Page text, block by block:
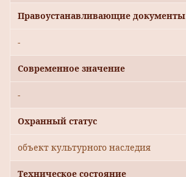
Правоустанавливающие документы
-
Современное значение
-
Охранный статус
объект культурного наследия
Техническое состояние